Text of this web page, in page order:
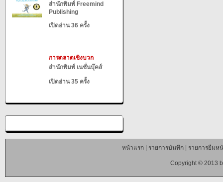
สำนักพิมพ์ Freemind
Publishing
เปิดอ่าน 36 ครั้ง
การตลาดเชิงบวก
สำนักพิมพ์ เนชั่นบุ๊คส์
เปิดอ่าน 35 ครั้ง
หน้าแรก| รายการบันทึก| รายการยืมห
Copyright © 2013